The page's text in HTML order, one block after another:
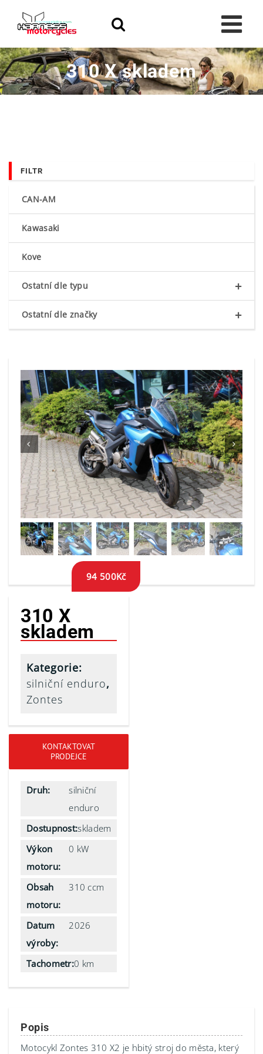
content
310 X skladem
 
310 X
skladem
94 500Kč
Kategorie:
silniční enduro,
Zontes
KONTAKTOVAT
PRODEJCE
Druh:
silniční
enduro
Dostupnost:skladem
Výkon
motoru:
0 kW
Obsah
motoru:
310 ccm
Datum
výroby:
2026
Tachometr:0 km
Popis
Motocykl Zontes 310 X2 je hbitý stroj do města, který
FILTR
CAN-AM
Kawasaki
Kove
+
Ostatní dle typu
+
Ostatní dle značky